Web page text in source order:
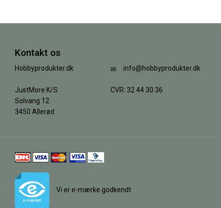
Kontakt os
Hobbyprodukter.dk
JustMore K/S
Solvang 12
3450 Allerød
info@hobbyprodukter.dk
CVR: 32 44 30 36
Vi er e-mærke godkendt